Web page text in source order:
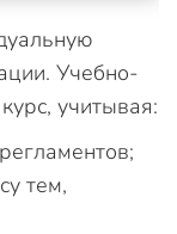
Учебно-
учитывая:
тем,